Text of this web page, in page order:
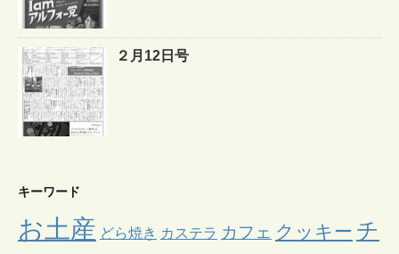
２月12日号
キーワード
お土産 どら焼き カステラ カフェ クッキー チ